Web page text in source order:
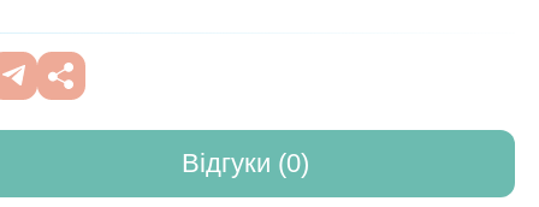
- накладка CODE Tactile
Infinix Hot 50i 4G / Smart 9
захисне скло Full Screen
для Xiaomi Redmi 12, Black
Відгуки (0)